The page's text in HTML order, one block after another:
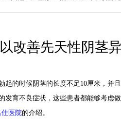
改善先天性阴茎
的时候阴茎的长度不足10厘米，并
发育不良症状，这些患者都能够考虑
医院的介绍。